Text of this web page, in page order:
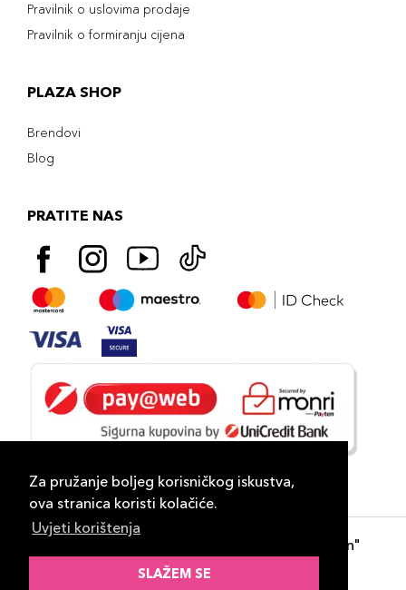
Za pružanje boljeg korisničkog iskustva,
ova stranica koristi kolačiće.
Uvjeti korištenja
SLAŽEM SE
Pravilnik o uslovima prodaje
Pravilnik o formiranju cijena
PLAZA SHOP
Brendovi
Blog
PRATITE NAS
- "DP Lux Distribution"
d.o.o. Banja Luka
ID-S Consulting d.o.o. Sarajevo